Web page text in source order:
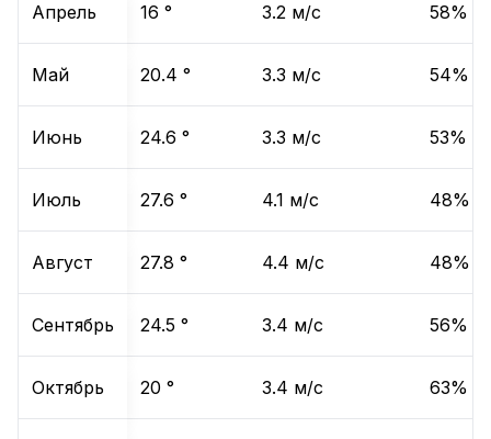
Апрель 16 ° 3.2 м/с 58%
Май 20.4 ° 3.3 м/с 54%
Июнь 24.6 ° 3.3 м/с 53%
Июль 27.6 ° 4.1 м/с 48%
Август 27.8 ° 4.4 м/с 48%
Сентябрь 24.5 ° 3.4 м/с 56%
Октябрь 20 ° 3.4 м/с 63%